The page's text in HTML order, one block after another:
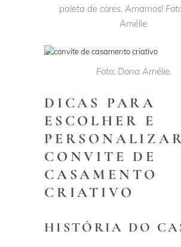
paleta de cores. Amamos!
Amélie.
Foto: Dona Amélie.
DICAS PARA
ESCOLHER E
CONVITE DE
CASAMENTO
CRIATIVO
HISTÓRIA DO